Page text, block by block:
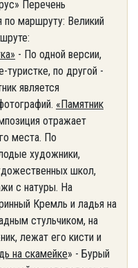
Перечень
по маршруту: Великий
- По одной версии,
туристке, по другой -
является
«Памятник
отражает
места. По
художники,
школ,
с натуры. На
Кремль и ладья на
стульчиком, на
лежат его кисти и
на скамейке» - Бурый